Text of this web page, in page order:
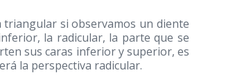
triangular si observamos un diente
la radicular, la parte que se
sus caras inferior y superior, es
la perspectiva radicular.